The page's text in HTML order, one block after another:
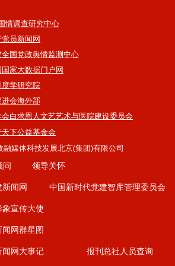
情调查研究中心
员新闻网
国党政舆情监测中心
家大数据门户网
学研究院
会海外部
白求恩人文艺艺术与医院建设委员会
下公益基金会
融媒体科技发展北京(集团)有限公司
问 领导关怀
闻网 中国新时代党建智库管理委员会
宣传大使
网群星图
闻网大事记 报刊总社人员查询